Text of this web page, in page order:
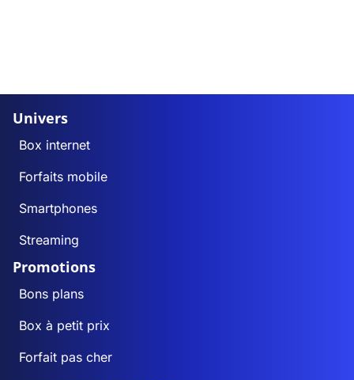
Univers
Box internet
Forfaits mobile
Smartphones
Streaming
Promotions
Bons plans
Box à petit prix
Forfait pas cher